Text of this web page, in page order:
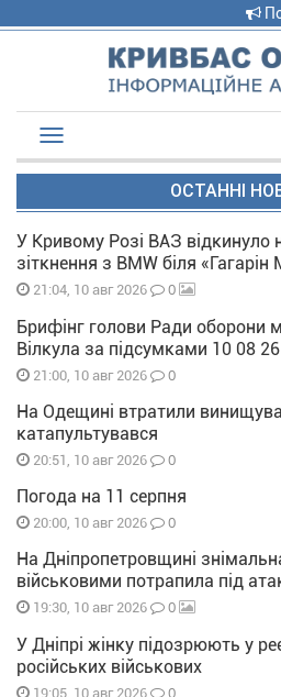
ОСТАННІ
У Кривому Розі ВАЗ відкинуло
зіткнення з BMW біля «Гагарін
21:04, 10 авг 2026 0
Брифінг голови Ради оборони
Вілкула за підсумками 10 08 26
21:00, 10 авг 2026 0
На Одещині втратили
катапультувався
20:51, 10 авг 2026 0
Погода на 11 серпня
20:00, 10 авг 2026 0
На Дніпропетровщині
військовими потрапила під
19:30, 10 авг 2026 0
У Дніпрі жінку підозрюють у
російських військових
19:05, 10 авг 2026 0